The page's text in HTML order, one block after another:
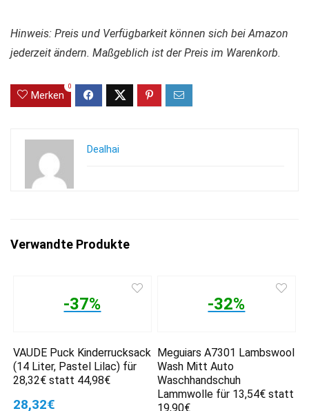
Hinweis: Preis und Verfügbarkeit können sich bei Amazon
jederzeit ändern. Maßgeblich ist der Preis im Warenkorb.
Merken
0
Dealhai
Verwandte Produkte
-37%
VAUDE Puck Kinderrucksack
(14 Liter, Pastel Lilac) für
28,32€ statt 44,98€
28,32€
-32%
Meguiars A7301 Lambswool
Wash Mitt Auto
Waschhandschuh
Lammwolle für 13,54€ statt
19,90€